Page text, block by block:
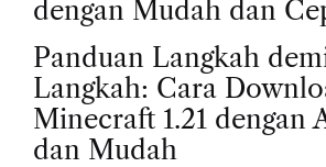
o
s
t
dengan Mudah dan
Panduan Langkah
Langkah: Cara
Minecraft 1.21 dengan
dan Mudah